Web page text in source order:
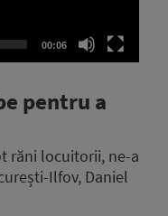
00:06
pentru a
răni locuitorii, ne-a
Ilfov, Daniel